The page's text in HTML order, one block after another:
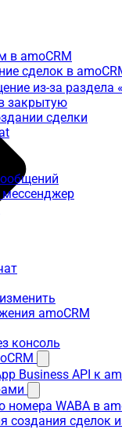
в amoCRM
сделок в
из-за раздела
закрытую
сделки
amoCRM
консоль
Business API к
WABA в
создания сделок